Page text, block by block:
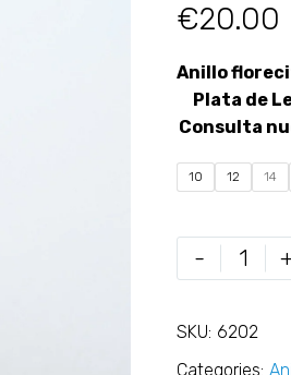
€20.00
Anillo
Plata de
Consulta
10 12 14
-
SKU: 6202
Categories: